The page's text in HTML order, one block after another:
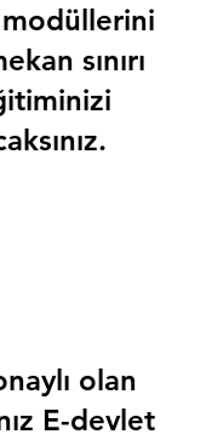
sınırı
olan
E-devlet